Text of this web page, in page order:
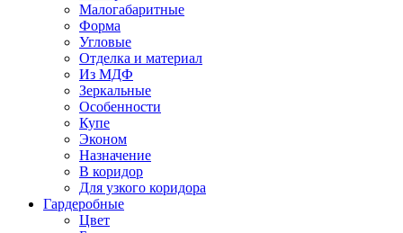
Малогабаритные
Форма
Угловые
Отделка и материал
Из МДФ
Зеркальные
Особенности
Купе
Эконом
Назначение
В коридор
Для узкого коридора
Гардеробные
Цвет